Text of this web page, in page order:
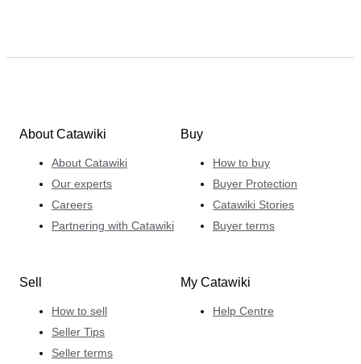
About Catawiki
About Catawiki
Our experts
Careers
Partnering with Catawiki
Buy
How to buy
Buyer Protection
Catawiki Stories
Buyer terms
Sell
How to sell
Seller Tips
Seller terms
My Catawiki
Help Centre